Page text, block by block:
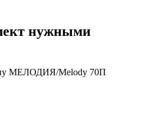
нужными
МЕЛОДИЯ/Melody 70П